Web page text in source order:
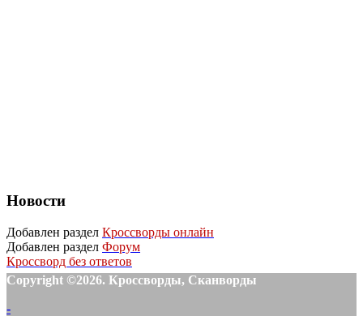
Новости
Добавлен раздел Кроссворды онлайн
Добавлен раздел Форум
Кроссворд без ответов
Copyright ©2026. Кроссворды, Сканворды
-